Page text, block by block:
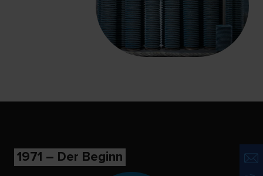
1971 – Der Beginn